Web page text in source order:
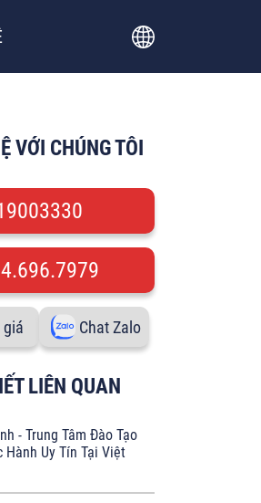
VỚI CHÚNG TÔI
giá Chat Zalo
LIÊN QUAN
- Trung Tâm Đào Tạo
Hành Uy Tín Tại Việt